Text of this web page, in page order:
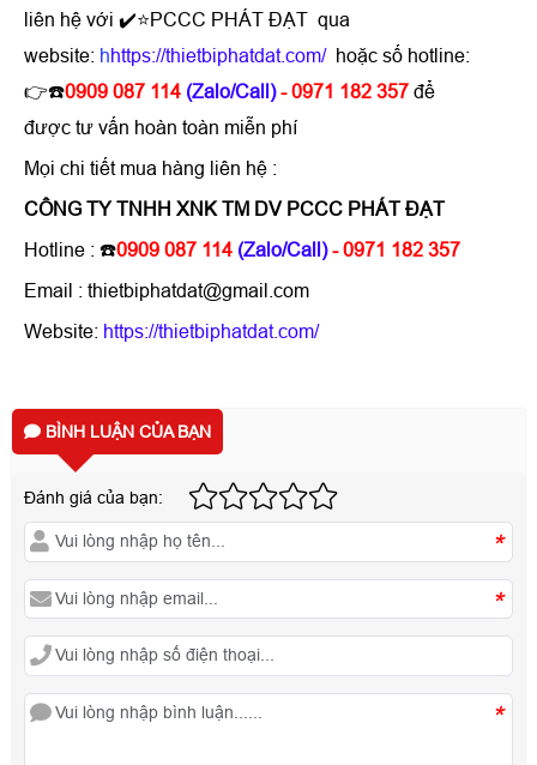
liên hệ với ✔️⭐PCCC PHÁT ĐẠT qua
website: hhttps://thietbiphatdat.com/ hoặc số hotline:
👉☎️0909 087 114 (Zalo/Call) - 0971 182 357 để
được tư vấn hoàn toàn miễn phí
Mọi chi tiết mua hàng liên hệ :
CÔNG TY TNHH XNK TM DV PCCC PHÁT ĐẠT
Hotline : ☎️0909 087 114 (Zalo/Call) - 0971 182 357
Email : thietbiphatdat@gmail.com
Website: https://thietbiphatdat.com/
BÌNH LUẬN CỦA BẠN
Đánh giá của bạn:
*
*
*